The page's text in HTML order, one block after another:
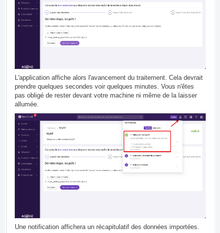
L'application affiche alors l'avancement du traitement. Cela devrait
prendre quelques secondes voir quelques minutes. Vous n'êtes
pas obligé de rester devant votre machine ni même de la laisser
allumée.
Une notification affichera un récapitulatif des données importées.